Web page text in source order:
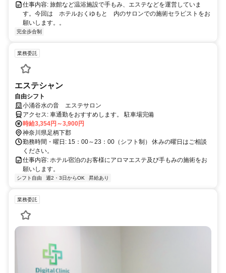
仕事内容: 旅館など温浴施設で手もみ、エステなどを運営していま
す。今回は ホテルおくゆもと 内のサロンでの施術セラピストをお
願いします。。
完全歩合制
業務委託
エステシャン
自由シフト
小涌谷水の音 エステサロン
アクセス: 車通勤をおすすめします。 駐車場完備
時給3,354円～3,900円
神奈川県足柄下郡
勤務時間・曜日: 15：00～23：00（シフト制） 休みの曜日はご相談
ください。
仕事内容: ホテル宿泊のお客様にアロマエステ及び手もみの施術をお
願いします。
シフト自由 週2・3日からOK 昇給あり
業務委託